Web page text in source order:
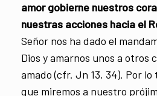
amor gobierne nuestros
nuestras acciones hacia el
Señor nos ha dado el
Dios y amarnos unos a otros
amado (cfr. Jn 13, 34). Por lo
que miremos a nuestro